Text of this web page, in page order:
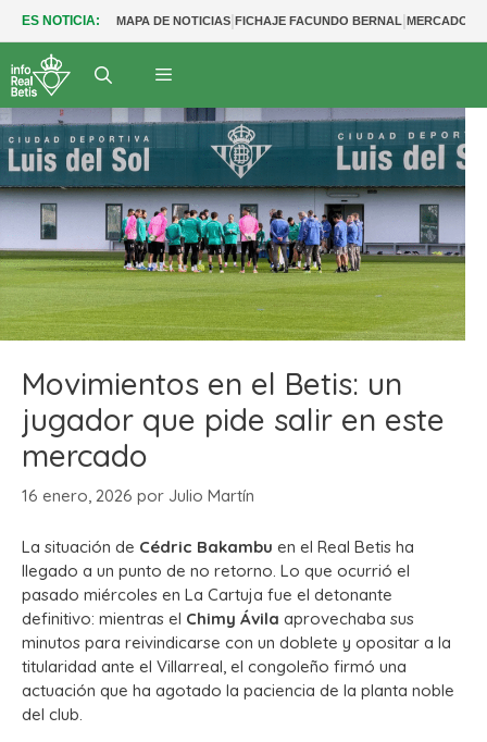
ES NOTICIA: MAPA DE NOTICIAS|FICHAJE FACUNDO BERNAL|MERCADO
Movimientos en el Betis: un
jugador que pide salir en este
mercado
16 enero, 2026 por Julio Martín
La situación de Cédric Bakambu en el Real Betis ha
llegado a un punto de no retorno. Lo que ocurrió el
pasado miércoles en La Cartuja fue el detonante
definitivo: mientras el Chimy Ávila aprovechaba sus
minutos para reivindicarse con un doblete y opositar a la
titularidad ante el Villarreal, el congoleño firmó una
actuación que ha agotado la paciencia de la planta noble
del club.